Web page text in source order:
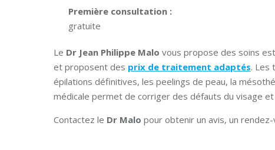
Première consultation :
gratuite
Le Dr Jean Philippe Malo vous propose des soins
et proposent des prix de traitement adaptés. Les
épilations définitives, les peelings de peau, la
médicale permet de corriger des défauts du visage
Contactez le Dr Malo pour obtenir un avis, un